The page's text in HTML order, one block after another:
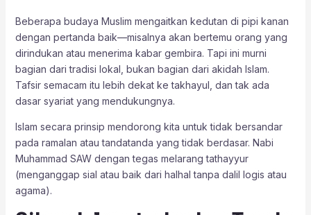
Beberapa budaya Muslim mengaitkan kedutan di pipi kanan
dengan pertanda baik—misalnya akan bertemu orang yang
dirindukan atau menerima kabar gembira. Tapi ini murni
bagian dari tradisi lokal, bukan bagian dari akidah Islam.
Tafsir semacam itu lebih dekat ke takhayul, dan tak ada
dasar syariat yang mendukungnya.
Islam secara prinsip mendorong kita untuk tidak bersandar
pada ramalan atau tandatanda yang tidak berdasar. Nabi
Muhammad SAW dengan tegas melarang tathayyur
(menganggap sial atau baik dari halhal tanpa dalil logis atau
agama).